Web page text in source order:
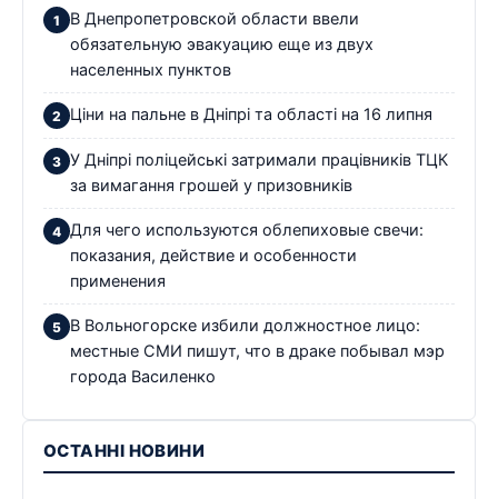
В Днепропетровской области ввели
обязательную эвакуацию еще из двух
населенных пунктов
Ціни на пальне в Дніпрі та області на 16 липня
У Дніпрі поліцейські затримали працівників ТЦК
за вимагання грошей у призовників
Для чего используются облепиховые свечи:
показания, действие и особенности
применения
В Вольногорске избили должностное лицо:
местные СМИ пишут, что в драке побывал мэр
города Василенко
ОСТАННІ НОВИНИ